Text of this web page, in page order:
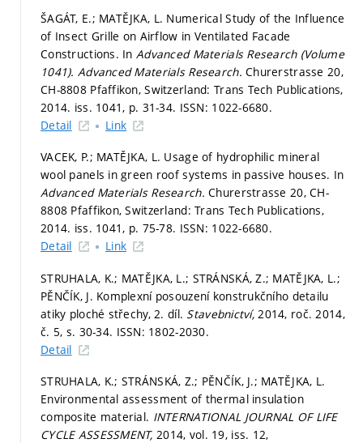
ŠAGÁT, E.; MATĚJKA, L. Numerical Study of the Influence
of Insect Grille on Airflow in Ventilated Facade
Constructions. InAdvanced Materials Research (Volume
1041). Advanced Materials Research.Churerstrasse 20,
CH-8808 Pfaffikon, Switzerland: Trans Tech Publications,
2014. iss. 1041, p. 31-34. ISSN: 1022-6680.
Detail
Link
VACEK, P.; MATĚJKA, L. Usage of hydrophilic mineral
wool panels in green roof systems in passive houses. In
Advanced Materials Research.Churerstrasse 20, CH-
8808 Pfaffikon, Switzerland: Trans Tech Publications,
2014. iss. 1041, p. 75-78. ISSN: 1022-6680.
Detail
Link
STRUHALA, K.; MATĚJKA, L.; STRÁNSKÁ, Z.; MATĚJKA, L.;
PĚNČÍK, J. Komplexní posouzení konstrukčního detailu
atiky ploché střechy, 2. díl. Stavebnictví, 2014, roč. 2014,
č. 5, s. 30-34. ISSN: 1802-2030.
Detail
STRUHALA, K.; STRÁNSKÁ, Z.; PĚNČÍK, J.; MATĚJKA, L.
Environmental assessment of thermal insulation
composite material. INTERNATIONAL JOURNAL OF LIFE
CYCLE ASSESSMENT,2014, vol. 19, iss. 12,